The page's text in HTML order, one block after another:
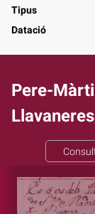
Tipus
Datació
Pere-